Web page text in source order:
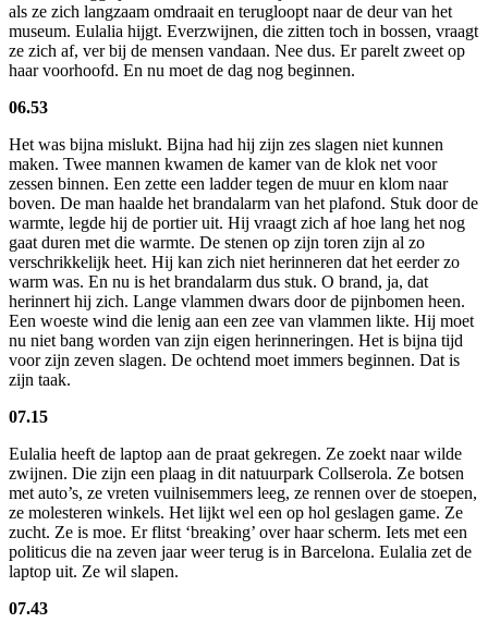
als ze zich langzaam omdraait en terugloopt naar de deur van het
museum. Eulalia hijgt. Everzwijnen, die zitten toch in bossen, vraagt
ze zich af, ver bij de mensen vandaan. Nee dus. Er parelt zweet op
haar voorhoofd. En nu moet de dag nog beginnen.
06.53
Het was bijna mislukt. Bijna had hij zijn zes slagen niet kunnen
maken. Twee mannen kwamen de kamer van de klok net voor
zessen binnen. Een zette een ladder tegen de muur en klom naar
boven. De man haalde het brandalarm van het plafond. Stuk door de
warmte, legde hij de portier uit. Hij vraagt zich af hoe lang het nog
gaat duren met die warmte. De stenen op zijn toren zijn al zo
verschrikkelijk heet. Hij kan zich niet herinneren dat het eerder zo
warm was. En nu is het brandalarm dus stuk. O brand, ja, dat
herinnert hij zich. Lange vlammen dwars door de pijnbomen heen.
Een woeste wind die lenig aan een zee van vlammen likte. Hij moet
nu niet bang worden van zijn eigen herinneringen. Het is bijna tijd
voor zijn zeven slagen. De ochtend moet immers beginnen. Dat is
zijn taak.
07.15
Eulalia heeft de laptop aan de praat gekregen. Ze zoekt naar wilde
zwijnen. Die zijn een plaag in dit natuurpark Collserola. Ze botsen
met auto’s, ze vreten vuilnisemmers leeg, ze rennen over de stoepen,
ze molesteren winkels. Het lijkt wel een op hol geslagen game. Ze
zucht. Ze is moe. Er flitst ‘breaking’ over haar scherm. Iets met een
politicus die na zeven jaar weer terug is in Barcelona. Eulalia zet de
laptop uit. Ze wil slapen.
07.43